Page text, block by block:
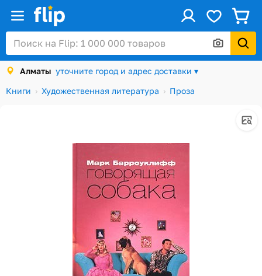
Алматы уточните город и адрес доставки ▾
Книги
Художественная литература Проза
Войти / Регистрация
Каталог
Скидки и акции
История просмотров